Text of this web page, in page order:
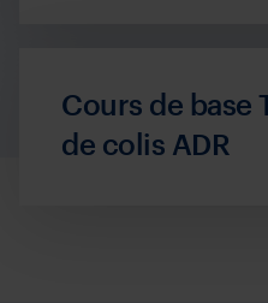
Cours de base
de colis ADR